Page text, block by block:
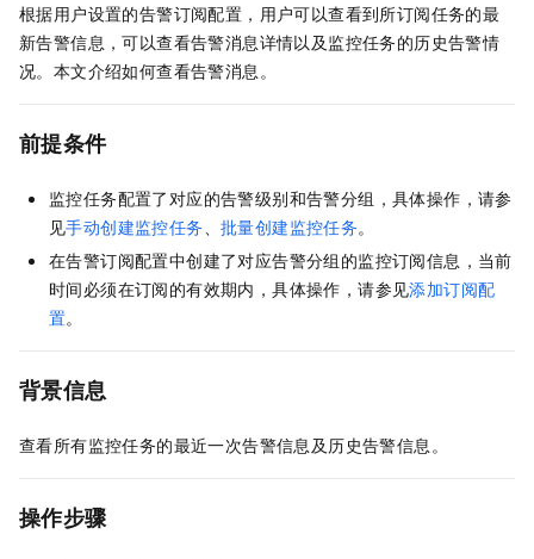
根据用户设置的告警订阅配置，用户可以查看到所订阅任务的最
新告警信息，可以查看告警消息详情以及监控任务的历史告警情
况。本文介绍如何查看告警消息。
前提条件
监控任务配置了对应的告警级别和告警分组，具体操作，请参
见手动创建监控任务、批量创建监控任务。
在告警订阅配置中创建了对应告警分组的监控订阅信息，当前
时间必须在订阅的有效期内，具体操作，请参见添加订阅配
置。
背景信息
查看所有监控任务的最近一次告警信息及历史告警信息。
操作步骤